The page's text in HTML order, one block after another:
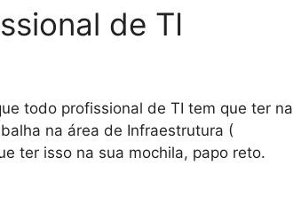
de TI
todo profissional de TI tem que ter na
na área de Infraestrutura (
ter isso na sua mochila, papo reto.